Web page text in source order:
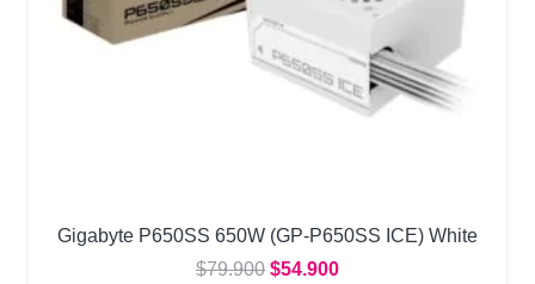
Gigabyte P650SS 650W (GP-P650SS ICE) White
$79.900 El
$54.900El